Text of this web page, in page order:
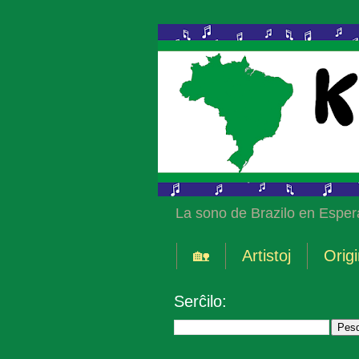
La sono de Brazilo en
🏡 Artistoj
Serĉilo: